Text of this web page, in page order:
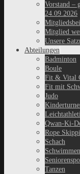
Vorstand –
24.09.2026
Mitglied
Unsere
Abteilungen
Badminton
Boule
Fit & Vital
Fit mit
Judo
Qwan-Ki-
Rope
Schach
Schwimmen
Tanzen